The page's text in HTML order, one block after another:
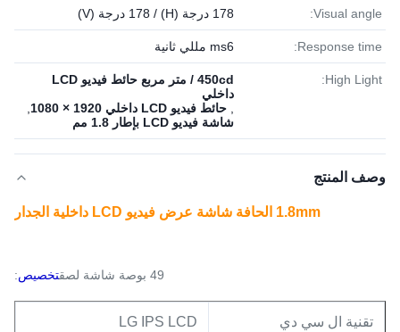
Visual angle: 178 درجة (H) / 178 درجة (V)
Response time: ms6 مللي ثانية
High Light:
450cd / متر مربع حائط فيديو LCD
داخلي
حائط فيديو LCD داخلي 1920 × 1080
شاشة فيديو LCD بإطار 1.8 مم
وصف المنتج
1.8mm الحافة شاشة عرض فيديو LCD داخلية الجدار
49 بوصة شاشة لصق تخصيص:
تقنية ال سي دي LG IPS LCD